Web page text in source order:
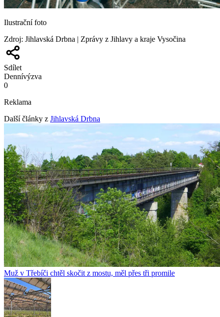
Ilustrační foto
Zdroj: Jihlavská Drbna | Zprávy z Jihlavy a kraje Vysočina
Sdílet
Dennívýzva
0
Reklama
Další články z Jihlavská Drbna
Muž v Třebíči chtěl skočit z mostu, měl přes tři promile